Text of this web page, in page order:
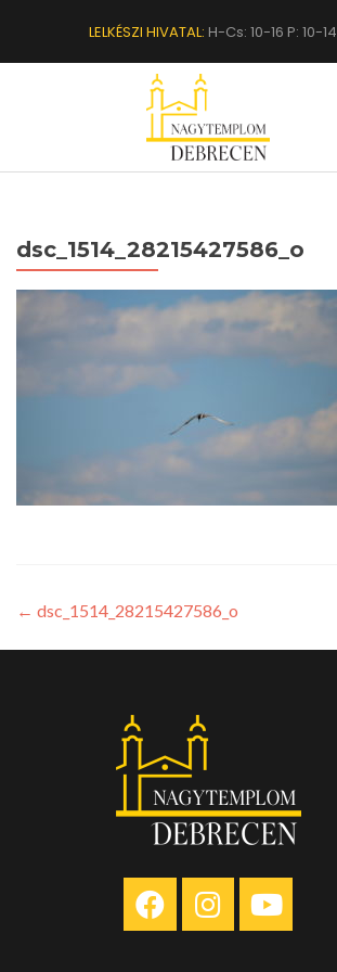
LELKÉSZI HIVATAL: H-Cs: 10-16 P: 10-14
dsc_1514_28215427586_o
← dsc_1514_28215427586_o